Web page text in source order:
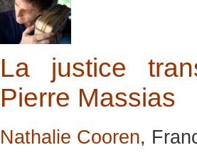
La justice
Pierre Massias
Nathalie Cooren,